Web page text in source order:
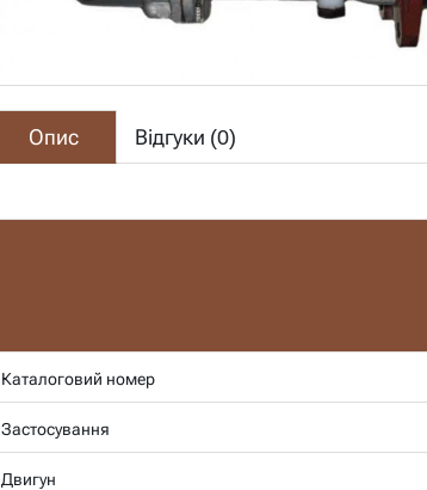
Опис Відгуки (0)
Каталоговий номер
Застосування
Двигун